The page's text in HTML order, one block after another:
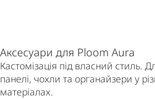
Аксесуари для Ploom Aura
Кастомізація під власний стиль.
панелі, чохли та органайзери у
матеріалах.